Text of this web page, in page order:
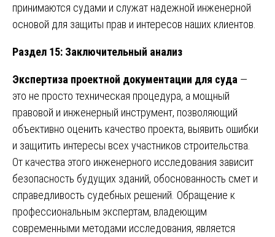
принимаются судами и служат надежной инженерной
основой для защиты прав и интересов наших клиентов.
Раздел 15: Заключительный анализ
Экспертиза проектной документации для суда —
это не просто техническая процедура, а мощный
правовой и инженерный инструмент, позволяющий
объективно оценить качество проекта, выявить ошибки
и защитить интересы всех участников строительства.
От качества этого инженерного исследования зависит
безопасность будущих зданий, обоснованность смет и
справедливость судебных решений. Обращение к
профессиональным экспертам, владеющим
современными методами исследования, является